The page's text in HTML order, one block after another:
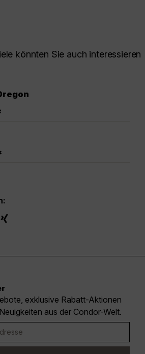
könnten Sie auch interessieren
exklusive Rabatt-Aktionen
aus der Condor-Welt.